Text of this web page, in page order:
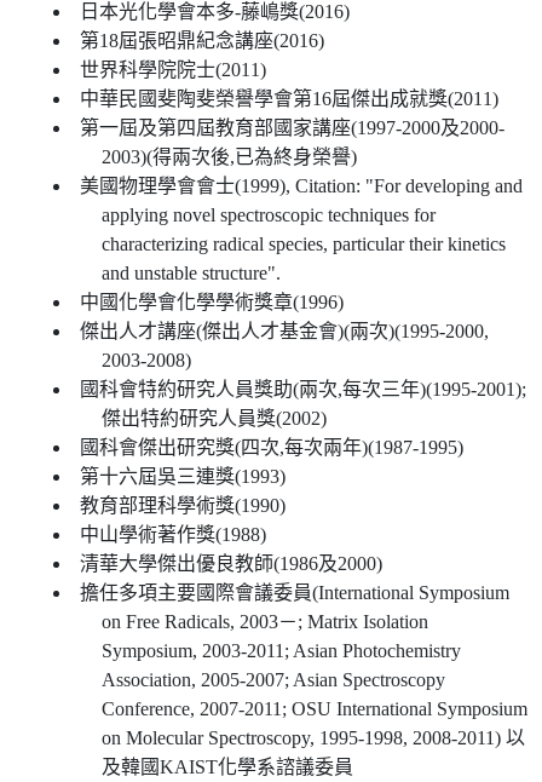
日本光化學會本多-藤嶋獎(2016)
第18屆張昭鼎紀念講座(2016)
世界科學院院士(2011)
中華民國斐陶斐榮譽學會第16屆傑出成就獎(2011)
第一屆及第四屆教育部國家講座(1997-2000及2000-
2003)(得兩次後,已為終身榮譽)
美國物理學會會士(1999), Citation: "For developing and
applying novel spectroscopic techniques for
characterizing radical species, particular their kinetics
and unstable structure".
中國化學會化學學術獎章(1996)
傑出人才講座(傑出人才基金會)(兩次)(1995-2000,
2003-2008)
國科會特約研究人員獎助(兩次,每次三年)(1995-2001);
傑出特約研究人員獎(2002)
國科會傑出研究獎(四次,每次兩年)(1987-1995)
第十六屆吳三連獎(1993)
教育部理科學術獎(1990)
中山學術著作獎(1988)
清華大學傑出優良教師(1986及2000)
擔任多項主要國際會議委員(International Symposium
on Free Radicals, 2003－; Matrix Isolation
Symposium, 2003-2011; Asian Photochemistry
Association, 2005-2007; Asian Spectroscopy
Conference, 2007-2011; OSU International Symposium
on Molecular Spectroscopy, 1995-1998, 2008-2011) 以
及韓國KAIST化學系諮議委員